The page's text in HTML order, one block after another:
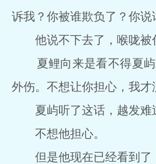
诉我？你被谁欺负了？你
他说不下去了，喉咙被
夏鲤向来是看不得夏屿
外伤。不想让你担心，我才
夏屿听了这话，越发难
不想他担心。
但是他现在已经看到了